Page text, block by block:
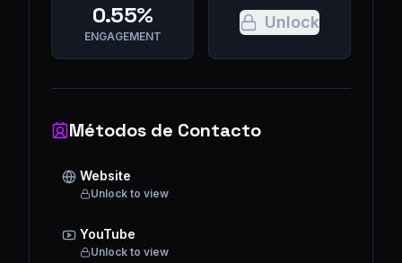
0.55%
ENGAGEMENT
Unlock
Métodos de Contacto
Website
Unlock to view
YouTube
Unlock to view